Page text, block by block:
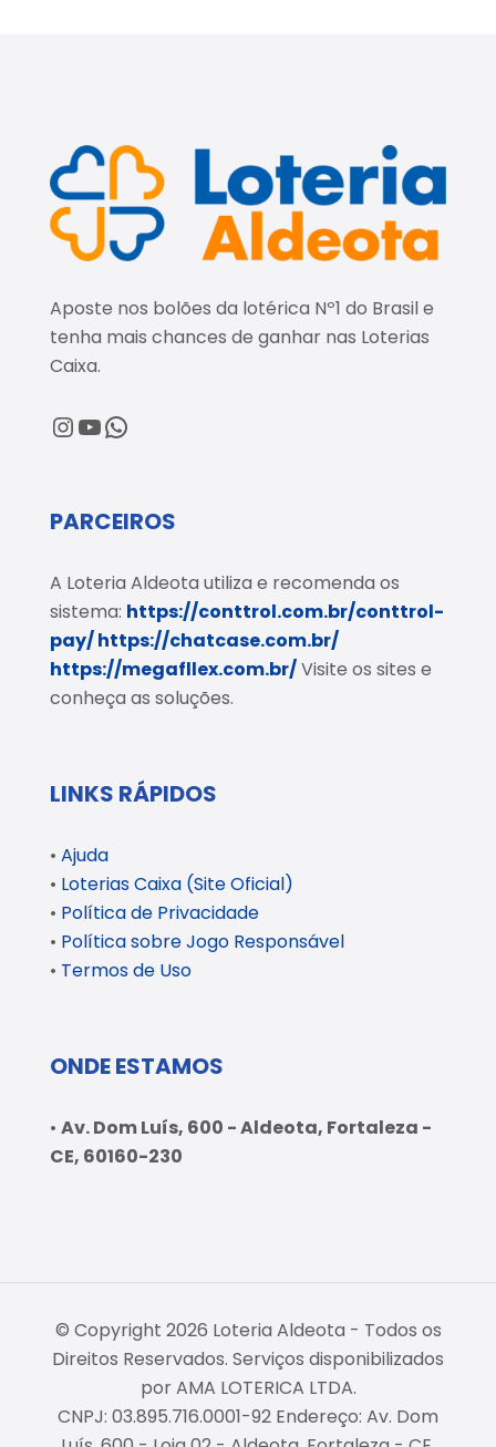
Aposte nos bolões da lotérica Nº1 do Brasil e
tenha mais chances de ganhar nas Loterias
Caixa.
@loteriaaldeota
@loteriaaldeota
Central de Atendimento
PARCEIROS
A Loteria Aldeota utiliza e recomenda os
sistema: https://conttrol.com.br/conttrol-
pay/https://chatcase.com.br/
https://megafllex.com.br/Visite os sites e
conheça as soluções.
LINKS RÁPIDOS
• Ajuda
• Loterias Caixa (Site Oficial)
• Política de Privacidade
• Política sobre Jogo Responsável
• Termos de Uso
ONDE ESTAMOS
• Av. Dom Luís, 600 - Aldeota, Fortaleza -
CE, 60160-230
© Copyright 2026 Loteria Aldeota - Todos os
Direitos Reservados. Serviços disponibilizados
por AMA LOTERICA LTDA.
CNPJ: 03.895.716.0001-92 Endereço: Av. Dom